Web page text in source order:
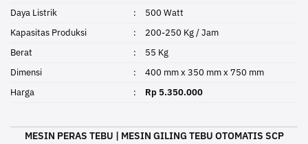
Daya Listrik
:
500 Watt
Kapasitas Produksi
:
200-250 Kg / Jam
Berat
:
55 Kg
Dimensi
:
400 mm x 350 mm x 750 mm
Harga
: Rp 5.350.000
MESIN PERAS TEBU | MESIN GILING TEBU OTOMATIS SCP